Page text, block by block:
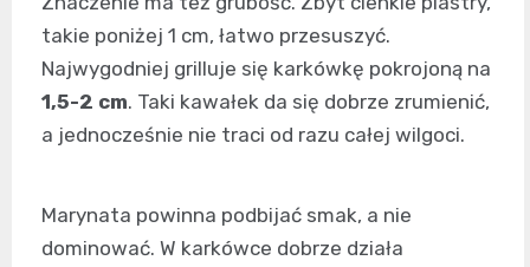
takie poniżej 1 cm, łatwo przesuszyć.
Najwygodniej grilluje się karkówkę pokrojoną na
1,5-2 cm. Taki kawałek da się dobrze zrumienić,
a jednocześnie nie traci od razu całej wilgoci.
Marynata powinna podbijać smak, a nie
dominować. W karkówce dobrze działa